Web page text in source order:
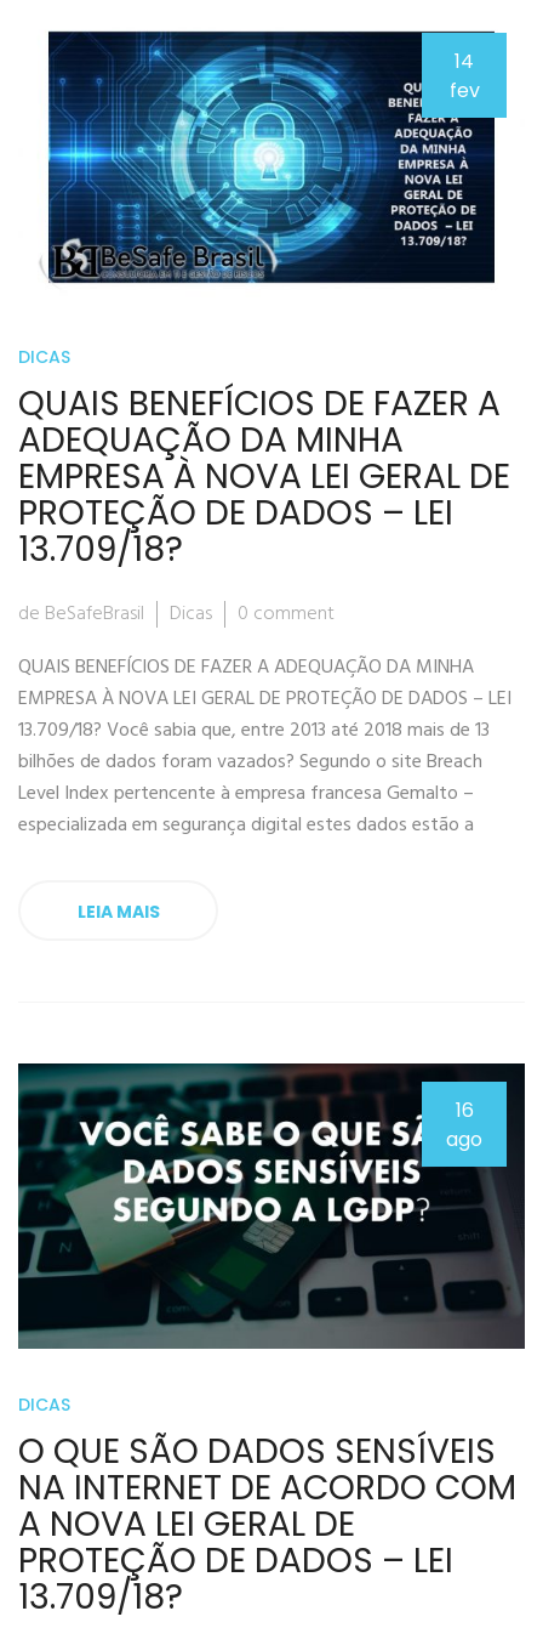
14
fev
DICAS
QUAIS BENEFÍCIOS DE FAZER A
ADEQUAÇÃO DA MINHA
EMPRESA À NOVA LEI GERAL DE
PROTEÇÃO DE DADOS – LEI
13.709/18?
de BeSafeBrasil Dicas
0 comment
QUAIS BENEFÍCIOS DE FAZER A ADEQUAÇÃO DA MINHA
EMPRESA À NOVA LEI GERAL DE PROTEÇÃO DE DADOS – LEI
13.709/18? Você sabia que, entre 2013 até 2018 mais de 13
bilhões de dados foram vazados? Segundo o site Breach
Level Index pertencente à empresa francesa Gemalto –
especializada em segurança digital estes dados estão a
LEIA MAIS
16
ago
DICAS
O QUE SÃO DADOS SENSÍVEIS
NA INTERNET DE ACORDO COM
A NOVA LEI GERAL DE
PROTEÇÃO DE DADOS – LEI
13.709/18?